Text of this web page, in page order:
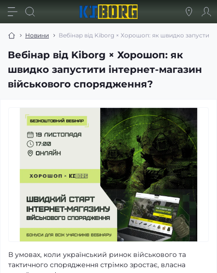
Новини Вебінар від Kiborg × Хорошоп: як швидко
Вебінар від Kiborg × Хорошоп: як
швидко запустити інтернет-магазин
військового спорядження?
В умовах, коли український ринок військового та
тактичного спорядження стрімко зростає, власна